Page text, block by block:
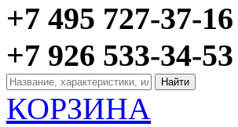
+7 495 727-37-16
+7 926 533-34-53
КОРЗИНА